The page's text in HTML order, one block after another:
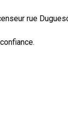
rue